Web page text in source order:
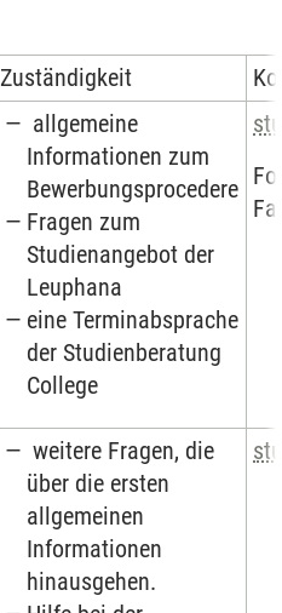
Zuständigkeit
allgemeine
Informationen zum
Bewerbungsprocedere
Fragen zum
Studienangebot der
Leuphana
eine Terminabsprache
der Studienberatung
College
weitere Fragen, die
über die ersten
allgemeinen
Informationen
hinausgehen.